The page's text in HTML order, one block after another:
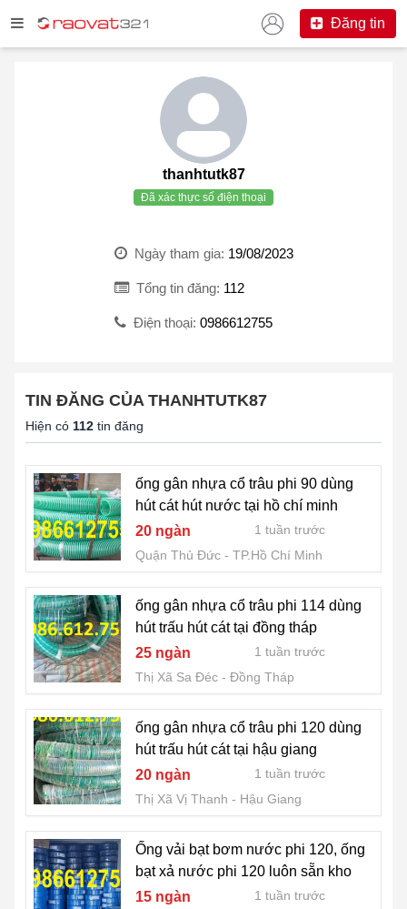
Đăng tin
thanhtutk87
Đã xác thực số điện thoại
Ngày tham gia: 19/08/2023
Tổng tin đăng: 112
Điện thoại: 0986612755
TIN ĐĂNG CỦA THANHTUTK87
Hiện có 112 tin đăng
ống gân nhựa cổ trâu phi 90 dùng
hút cát hút nước tại hồ chí minh
20 ngàn
1 tuần trước
Quận Thủ Đức
TP.Hồ Chí Minh
ống gân nhựa cổ trâu phi 114 dùng
hút trấu hút cát tại đồng tháp
25 ngàn
1 tuần trước
Thị Xã Sa Đéc
Đồng Tháp
ống gân nhựa cổ trâu phi 120 dùng
hút trấu hút cát tại hậu giang
20 ngàn
1 tuần trước
Thị Xã Vị Thanh
Hậu Giang
Ống vải bạt bơm nước phi 120, ống
bạt xả nước phi 120 luôn sẵn kho
15 ngàn
1 tuần trước